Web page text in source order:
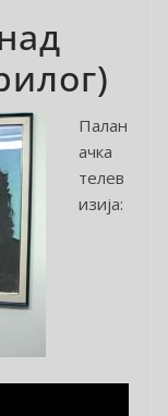
Палан
ачка
телев
изија: